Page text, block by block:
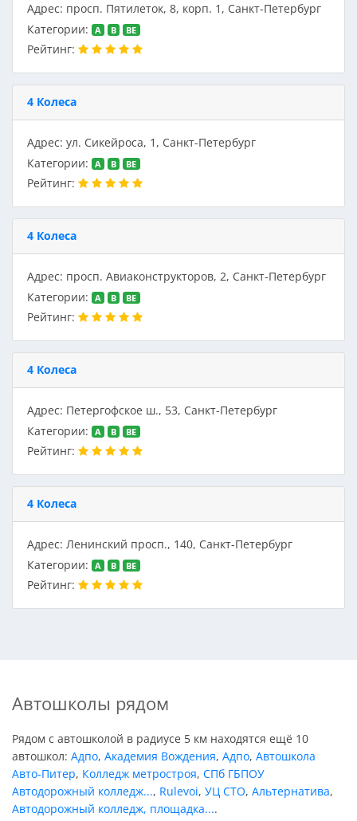
Адрес: просп. Пятилеток, 8, корп. 1, Санкт-Петербург
Категории:
A B BE
Рейтинг:
4 Колеса
Адрес: ул. Сикейроса, 1, Санкт-Петербург
Категории:
A B BE
Рейтинг:
4 Колеса
Адрес: просп. Авиаконструкторов, 2, Санкт-Петербург
Категории:
A B BE
Рейтинг:
4 Колеса
Адрес: Петергофское ш., 53, Санкт-Петербург
Категории:
A B BE
Рейтинг:
4 Колеса
Адрес: Ленинский просп., 140, Санкт-Петербург
Категории:
A B BE
Рейтинг:
Автошколы рядом
Рядом с автошколой в радиусе 5 км находятся ещё 10
автошкол: Адпо, Академия Вождения, Адпо, Автошкола
Авто-Питер, Колледж метростроя, СПб ГБПОУ
Автодорожный колледж..., Rulevoi, УЦ СТО, Альтернатива,
Автодорожный колледж, площадка....